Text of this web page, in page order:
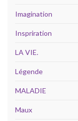
Imagination
Inspriration
LA VIE.
Légende
MALADIE
Maux